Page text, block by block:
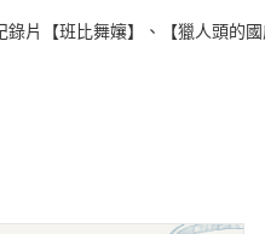
錄片【班比舞孃】、【獵人頭的國